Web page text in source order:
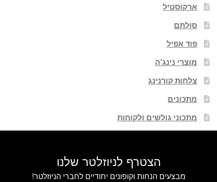
ארקוסטיל
סולתם
פוד אפיל
מוצרי נינג'ה
צלחות קורנינג
מתכונים
מתכוני גולשים ולקוחות
הצטרף לניוזלטר שלנו
מבצעים הנחות וקופונים יחודיים לחברי הניוזלטר!